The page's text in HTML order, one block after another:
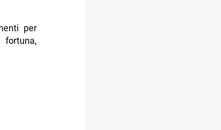
per